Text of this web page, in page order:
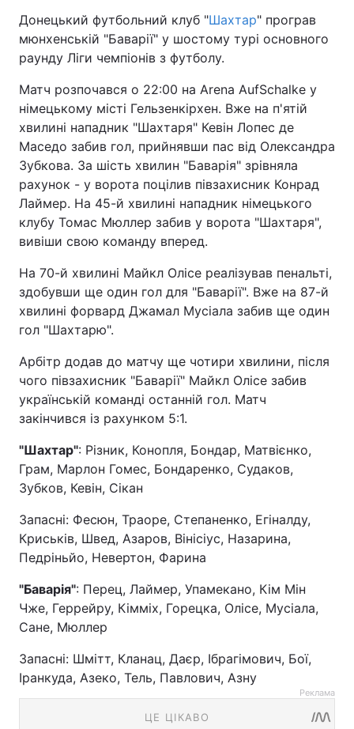
Донецький футбольний клуб "Шахтар" програв
мюнхенській "Баварії" у шостому турі основного
раунду Ліги чемпіонів з футболу.
Матч розпочався о 22:00 на Arena AufSchalke у
німецькому місті Гельзенкірхен. Вже на п'ятій
хвилині нападник "Шахтаря" Кевін Лопес де
Маседо забив гол, прийнявши пас від Олександра
Зубкова. За шість хвилин "Баварія" зрівняла
рахунок - у ворота поцілив півзахисник Конрад
Лаймер. На 45-й хвилині нападник німецького
клубу Томас Мюллер забив у ворота "Шахтаря",
вивіши свою команду вперед.
На 70-й хвилині Майкл Олісе реалізував пенальті,
здобувши ще один гол для "Баварії". Вже на 87-й
хвилині форвард Джамал Мусіала забив ще один
гол "Шахтарю".
Арбітр додав до матчу ще чотири хвилини, після
чого півзахисник "Баварії" Майкл Олісе забив
українській команді останній гол. Матч
закінчився із рахунком 5:1.
"Шахтар": Різник, Конопля, Бондар, Матвієнко,
Грам, Марлон Гомес, Бондаренко, Судаков,
Зубков, Кевін, Сікан
Запасні: Фесюн, Траоре, Степаненко, Егіналду,
Криськів, Швед, Азаров, Вінісіус, Назарина,
Педріньйо, Невертон, Фарина
"Баварія": Перец, Лаймер, Упамекано, Кім Мін
Чже, Геррейру, Кімміх, Горецка, Олісе, Мусіала,
Сане, Мюллер
Запасні: Шмітт, Кланац, Даєр, Ібрагімович, Бої,
Іранкуда, Азеко, Тель, Павлович, Азну
Реклама